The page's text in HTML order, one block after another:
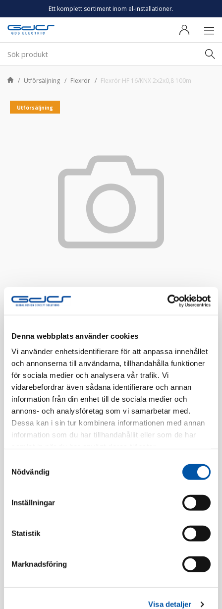
Denna webbplats använder cookies
Vi använder enhetsidentifierare för att anpassa innehållet
och annonserna till användarna, tillhandahålla funktioner
för sociala medier och analysera vår trafik. Vi
vidarebefordrar även sådana identifierare och annan
information från din enhet till de sociala medier och
annons- och analysföretag som vi samarbetar med.
Dessa kan i sin tur kombinera informationen med annan
information som du har tillhandahållit eller som de har
Nödvändig
Inställningar
Statistik
Marknadsföring
Visa detaljer
Ett komplett sortiment inom el-installationer.
Utförsäljning Flexrör Flexrör HF 16/KNX 2x2x0,8 100m
Utförsäljning
Flexrör HF 16/KNX 2x2x0,8 100m
Säljs mot offert
Artnr: 1414346
Finns i lager
Registrera dig